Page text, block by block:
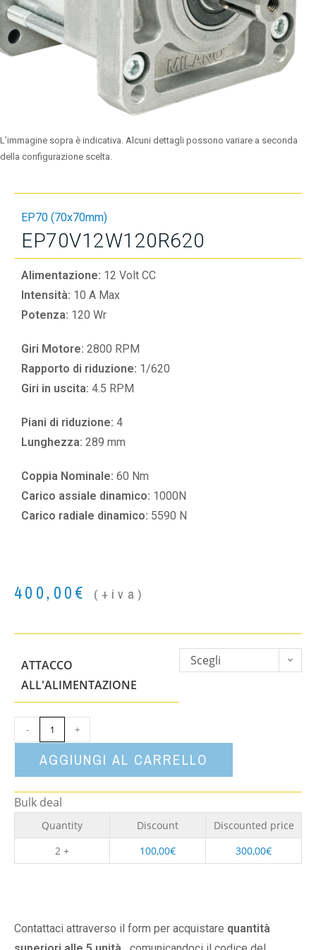
L’immagine sopra è indicativa. Alcuni dettagli possono variare a seconda
della configurazione scelta.
EP70 (70x70mm)
EP70V12W120R620
Alimentazione: 12 Volt CC
Intensità: 10 A Max
Potenza: 120 Wr
Giri Motore: 2800 RPM
Rapporto di riduzione: 1/620
Giri in uscita: 4.5 RPM
Piani di riduzione: 4
Lunghezza: 289 mm
Coppia Nominale: 60 Nm
Carico assiale dinamico: 1000N
Carico radiale dinamico: 5590 N
400,00€ (+iva)
ATTACCO
ALL'ALIMENTAZIONE
Scegli
- +
AGGIUNGI AL CARRELLO
Bulk deal
Quantity Discount
Discounted price
2 +
100,00€ 300,00€
Contattaci attraverso il form per acquistare quantità